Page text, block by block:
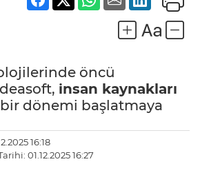
öncü
insan kaynakları
dönemi başlatmaya
16:18
01.12.2025 16:27